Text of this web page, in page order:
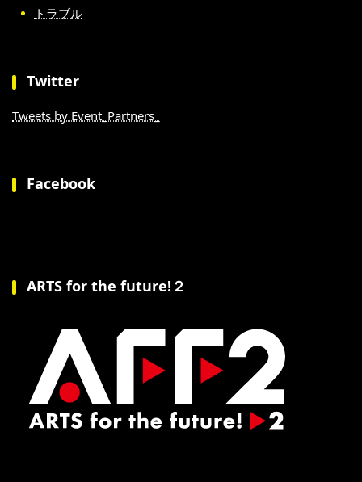
トラブル
Twitter
Tweets by Event_Partners_
Facebook
ARTS for the future!２